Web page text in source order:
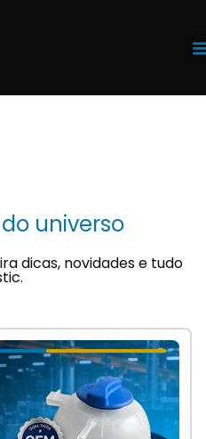
universo
dicas, novidades e tudo